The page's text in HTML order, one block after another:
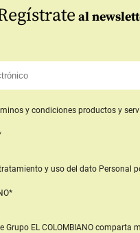
al
y condiciones productos y
y uso del dato Personal
Grupo EL COLOMBIANOcomparta